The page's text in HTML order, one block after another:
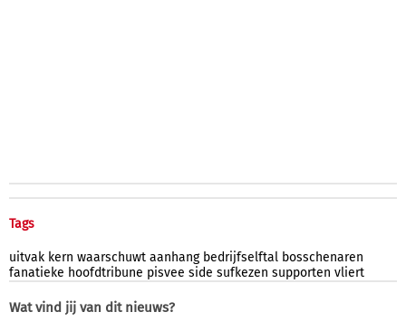
Tags
uitvak kern waarschuwt aanhang bedrijfselftal bosschenaren
fanatieke hoofdtribune pisvee side sufkezen supporten vliert
Wat vind jij van dit nieuws?